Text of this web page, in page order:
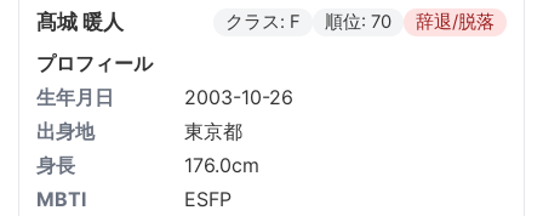
髙城 暖人 クラス: F 順位: 70 辞退/脱落
プロフィール
生年月日
2003-10-26
出身地
東京都
身長
176.0cm
MBTI
ESFP